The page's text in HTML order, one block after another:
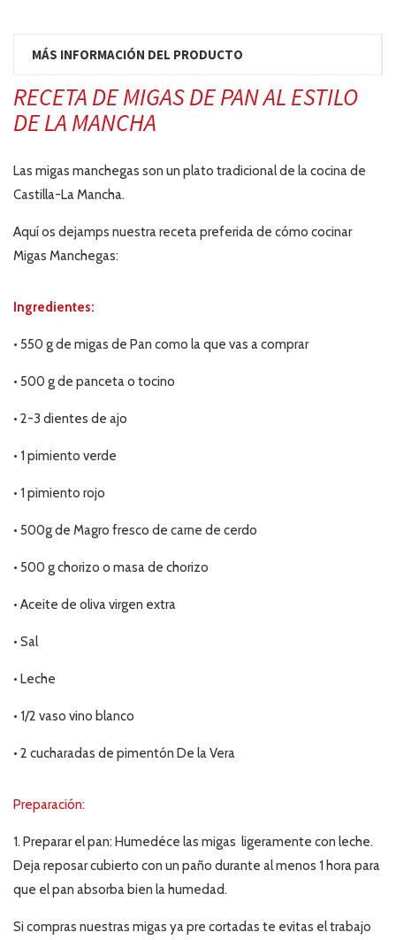
MÁS INFORMACIÓN DEL PRODUCTO
RECETA DE MIGAS DE PAN AL ESTILO
DE LA MANCHA
Las migas manchegas son un plato tradicional de la cocina de
Castilla-La Mancha.
Aquí os dejamps nuestra receta preferida de cómo cocinar
Migas Manchegas:
Ingredientes:
• 550 g de migas de Pan como la que vas a comprar
• 500 g de panceta o tocino
• 2-3 dientes de ajo
• 1 pimiento verde
• 1 pimiento rojo
• 500g de Magro fresco de carne de cerdo
• 500 g chorizo o masa de chorizo
• Aceite de oliva virgen extra
• Sal
• Leche
• 1/2 vaso vino blanco
• 2 cucharadas de pimentón De la Vera
Preparación:
1. Preparar el pan: Humedéce las migas ligeramente con leche.
Deja reposar cubierto con un paño durante al menos 1 hora para
que el pan absorba bien la humedad.
Si compras nuestras migas ya pre cortadas te evitas el trabajo